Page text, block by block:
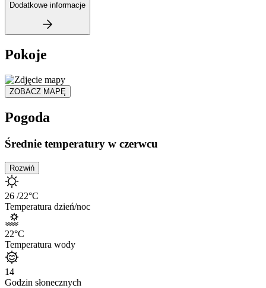
Dodatkowe informacje
Pokoje
ZOBACZ MAPĘ
Pogoda
Średnie temperatury w czerwcu
Rozwiń
26 /22°C
Temperatura dzień/noc
22°C
Temperatura wody
14
Godzin słonecznych